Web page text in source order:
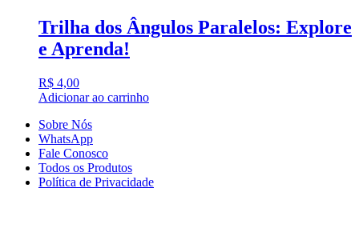
Trilha dos Ângulos Paralelos: Explore
e Aprenda!
R$ 4,00
Adicionar ao carrinho
Sobre Nós
WhatsApp
Fale Conosco
Todos os Produtos
Política de Privacidade